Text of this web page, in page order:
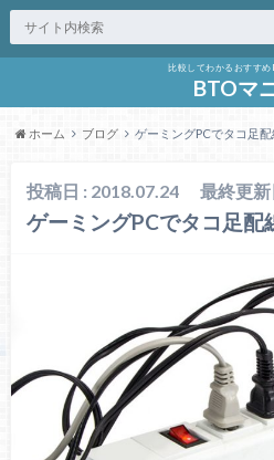
比較してわかるおすすめ
BTOマ
ホーム ブログ ゲーミングPCでタコ足
投稿日 : 2018.07.24 最終更新
ゲーミングPCでタコ足配